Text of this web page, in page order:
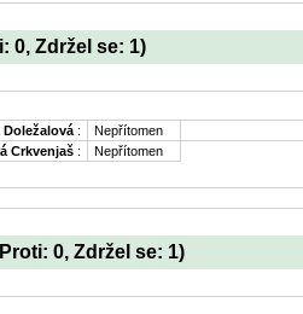
0, Zdržel se: 1)
Doležalová :
Nepřítomen
Crkvenjaš : Nepřítomen
0, Zdržel se: 1)